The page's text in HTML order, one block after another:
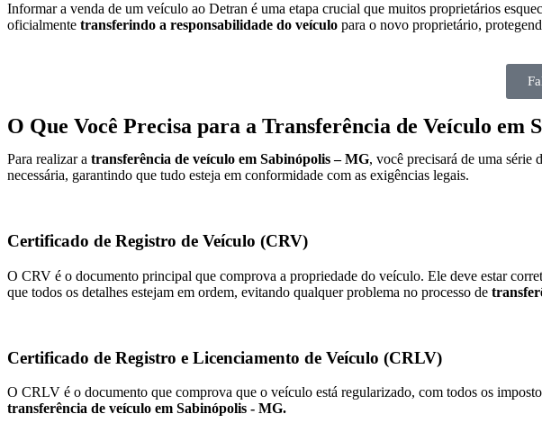
Informar a venda de um veículo ao Detran é uma etapa crucial que muitos proprietários
oficialmente transferindo a responsabilidade do veículo para o novo proprietário,
O Que Você Precisa para a Transferência de Veículo em
Para realizar a transferência de veículo em Sabinópolis – MG, você precisará de uma série
necessária, garantindo que tudo esteja em conformidade com as exigências legais.
Certificado de Registro de Veículo (CRV)
O CRV é o documento principal que comprova a propriedade do veículo. Ele deve estar
que todos os detalhes estejam em ordem, evitando qualquer problema no processo de
Certificado de Registro e Licenciamento de Veículo (CRLV)
O CRLV é o documento que comprova que o veículo está regularizado, com todos os
transferência de veículo em Sabinópolis - MG.